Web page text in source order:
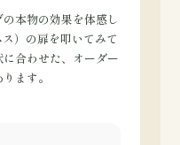
本物の効果を体感し
）の扉を叩いてみて
合わせた、オーダー
ます。